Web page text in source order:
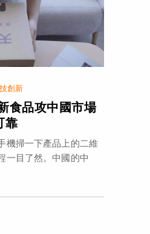
創新
食品攻中國市場
靠
機掃一下產品上的二維
一目了然。中國的中